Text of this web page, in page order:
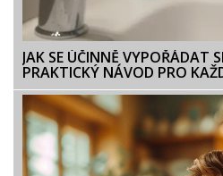
JAK SE ÚČINNĚ VYPOŘÁDAT
PRAKTICKÝ NÁVOD PRO